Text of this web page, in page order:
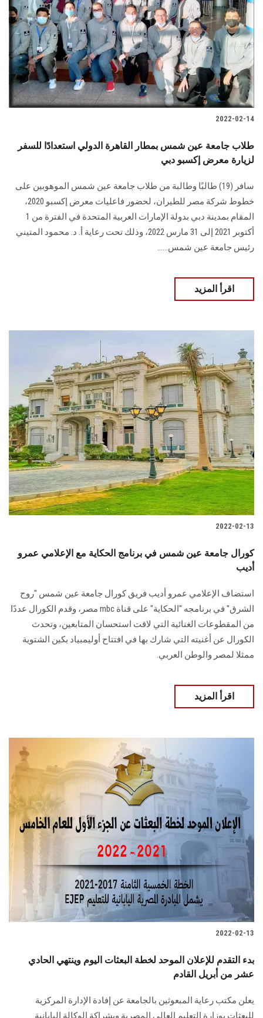
2022-02-14
طلاب جامعة عين شمس بمطار القاهرة الدولي استعدادًا للسفر
لزيارة معرض إكسبو دبي
سافر (19) طالبًا وطالبة من طلاب جامعة عين شمس الموهوبين على
خطوط شركة مصر للطيران، لحضور فاعليات معرض إكسبو 2020،
المقام بمدينة دبي بدولة الإمارات العربية المتحدة في الفترة من 1
أكتوبر 2021 إلى 31 مارس 2022، وذلك تحت رعاية أ. د. محمود المتيني
رئيس جامعة عين شمس......
اقرأ المزيد
2022-02-13
كورال جامعة عين شمس في برنامج الحكاية مع الإعلامي عمرو
أديب
استضاف الإعلامي عمرو أديب فريق كورال جامعة عين شمس "روح
الشرق" في برنامجه "الحكاية" على قناة mbc مصر، وقدم الكورال عددًا
من المقطوعات الغنائية التي لاقت استحسان المتابعين، وتحدث
الكورال عن أغنيته التي شارك بها في افتتاح أوليمبياد بكين الشتوية
ممثلا لمصر والوطن العربي.
اقرأ المزيد
2022-02-13
بدء التقدم للإعلان الموحد لخطة البعثات اليوم وينتهي الحادي
عشر من أبريل القادم
يعلن مكتب رعاية المبعوثين بالجامعة عن إفادة الإدارة المركزية
للبعثات بوزارة التعليم العالي المصرية وبشراكة الوكالة اليابانية